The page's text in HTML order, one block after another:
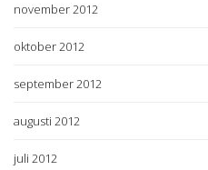
november 2012
oktober 2012
september 2012
augusti 2012
juli 2012